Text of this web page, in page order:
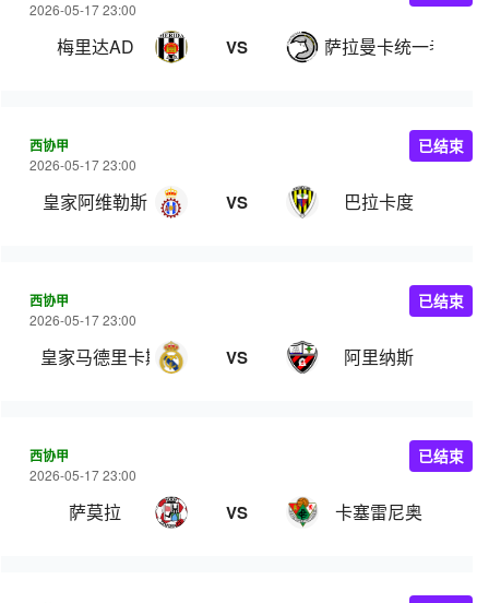
2026-05-17 23:00
梅里达AD VS 萨拉曼卡统一者
西协甲
2026-05-17 23:00
皇家阿维勒斯 VS 巴拉卡度
已结束
西协甲
2026-05-17 23:00
皇家马德里卡斯蒂亚 VS 阿里纳斯
已结束
西协甲
2026-05-17 23:00
萨莫拉 VS 卡塞雷尼奥
已结束